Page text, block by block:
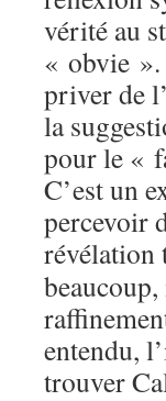
vérité au
« obvie ».
priver de
la
pour le «
C’est un
percevoir
entendu,
trouver